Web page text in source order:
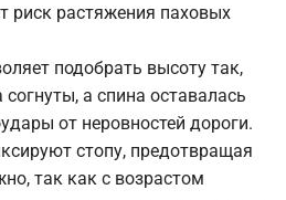
риск растяжения паховых
подобрать высоту так,
а спина оставалась
от неровностей дороги.
стопу, предотвращая
так как с возрастом